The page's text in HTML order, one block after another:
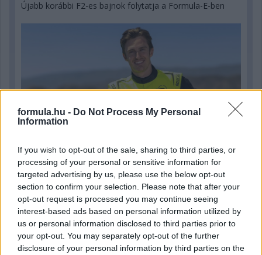
formula.hu - Do Not Process My Personal
Information
If you wish to opt-out of the sale, sharing to third parties, or
processing of your personal or sensitive information for
targeted advertising by us, please use the below opt-out
section to confirm your selection. Please note that after your
opt-out request is processed you may continue seeing
interest-based ads based on personal information utilized by
us or personal information disclosed to third parties prior to
your opt-out. You may separately opt-out of the further
disclosure of your personal information by third parties on the
Újabb korábbi F2-es bajnok folytatja a Formula-E-ben
2 napja
Newey biztos benne, hogy Alonso marad az Aston
Martinnál